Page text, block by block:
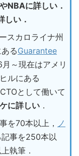
NBAに詳しい．
しい．
スカロライナ州
るGuarantee
～現在はアメリ
ルにある
として働いて
に詳しい ．
を70本以上， ノ
事を250本以
執筆．